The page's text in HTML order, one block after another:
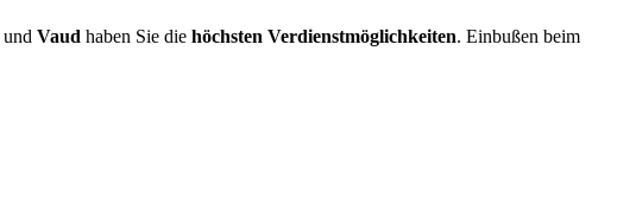
und Vaud haben Sie die höchsten Verdienstmöglichkeiten. Einbußen beim